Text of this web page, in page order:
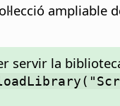
servir la